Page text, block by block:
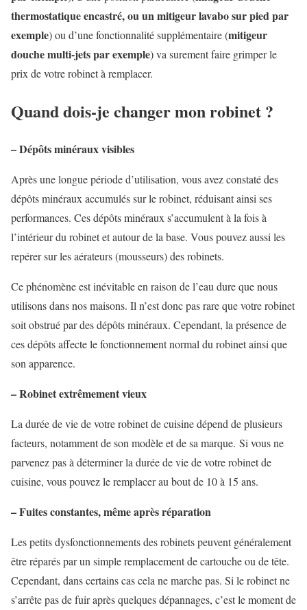
thermostatique encastré, ou un mitigeur lavabo sur pied par
exemple) ou d’une fonctionnalité supplémentaire (mitigeur
douche multi-jets par exemple) va surement faire grimper le
prix de votre robinet à remplacer.
Quand dois-je changer mon robinet ?
– Dépôts minéraux visibles
Après une longue période d’utilisation, vous avez constaté des
dépôts minéraux accumulés sur le robinet, réduisant ainsi ses
performances. Ces dépôts minéraux s’accumulent à la fois à
l’intérieur du robinet et autour de la base. Vous pouvez aussi les
repérer sur les aérateurs (mousseurs) des robinets.
Ce phénomène est inévitable en raison de l’eau dure que nous
utilisons dans nos maisons. Il n’est donc pas rare que votre robinet
soit obstrué par des dépôts minéraux. Cependant, la présence de
ces dépôts affecte le fonctionnement normal du robinet ainsi que
son apparence.
– Robinet extrêmement vieux
La durée de vie de votre robinet de cuisine dépend de plusieurs
facteurs, notamment de son modèle et de sa marque. Si vous ne
parvenez pas à déterminer la durée de vie de votre robinet de
cuisine, vous pouvez le remplacer au bout de 10 à 15 ans.
– Fuites constantes, même après réparation
Les petits dysfonctionnements des robinets peuvent généralement
être réparés par un simple remplacement de cartouche ou de tête.
Cependant, dans certains cas cela ne marche pas. Si le robinet ne
s’arrête pas de fuir après quelques dépannages, c’est le moment de